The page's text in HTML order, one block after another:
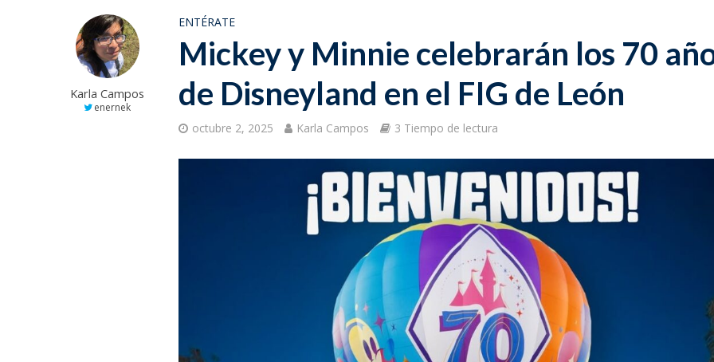
Karla Campos
enernek
ENTÉRATE
Mickey y Minnie celebrarán los 70
de Disneyland en el FIG de León
octubre 2, 2025 Karla Campos 3 Tiempo de lectura